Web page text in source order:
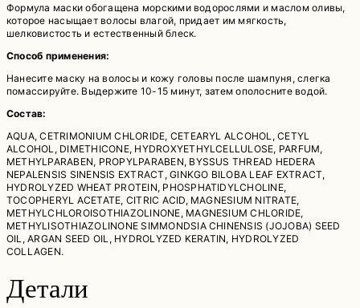
Формула маски обогащена морскими водорослями и маслом оливы,
которое насыщает волосы влагой, придает им мягкость,
шелковистость и естественный блеск.
Способ применения:
Нанесите маску на волосы и кожу головы после шампуня, слегка
помассируйте. Выдержите 10-15 минут, затем ополосните водой.
Состав:
AQUA, CETRIMONIUM CHLORIDE, CETEARYL ALCOHOL, CETYL
ALCOHOL, DIMETHICONE, HYDROXYETHYLCELLULOSE, PARFUM,
METHYLPARABEN, PROPYLPARABEN, BYSSUS THREAD HEDERA
NEPALENSIS SINENSIS EXTRACT, GINKGO BILOBA LEAF EXTRACT,
HYDROLYZED WHEAT PROTEIN, PHOSPHATIDYLCHOLINE,
TOCOPHERYL ACETATE, CITRIC ACID, MAGNESIUM NITRATE,
METHYLCHLOROISOTHIAZOLINONE, MAGNESIUM CHLORIDE,
METHYLISOTHIAZOLINONE SIMMONDSIA CHINENSIS (JOJOBA) SEED
OIL, ARGAN SEED OIL, HYDROLYZED KERATIN, HYDROLYZED
COLLAGEN.
Детали